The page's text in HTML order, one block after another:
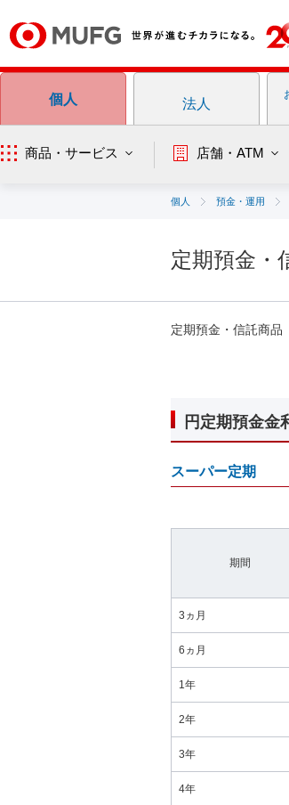
個人 法人
商品・サービス 店舗・ATM
個人 預金・運用
定期預金・
定期預金・信託商品
円定期預金金
スーパー定期
期間
3ヵ月
6ヵ月
1年
2年
3年
4年